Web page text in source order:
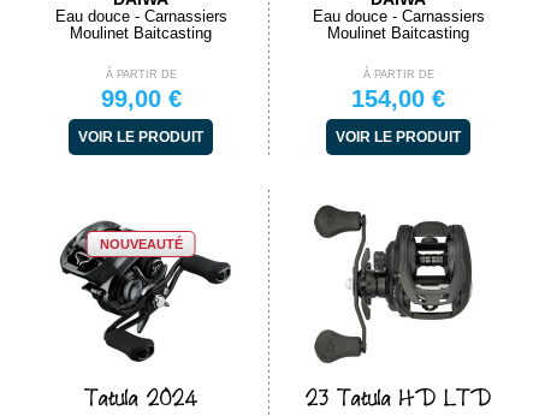
Eau douce - Carnassiers
Moulinet Baitcasting
À PARTIR DE
99,00 €
VOIR LE PRODUIT
Eau douce - Carnassiers
Moulinet Baitcasting
À PARTIR DE
154,00 €
VOIR LE PRODUIT
NOUVEAUTÉ
Tatula 2024 23 Tatula HD LTD